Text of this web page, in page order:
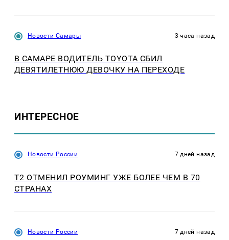
Новости Самары 3 часа назад
В САМАРЕ ВОДИТЕЛЬ TOYOTA СБИЛ
ДЕВЯТИЛЕТНЮЮ ДЕВОЧКУ НА ПЕРЕХОДЕ
ИНТЕРЕСНОЕ
Новости России 7 дней назад
Т2 ОТМЕНИЛ РОУМИНГ УЖЕ БОЛЕЕ ЧЕМ В 70
СТРАНАХ
Новости России 7 дней назад